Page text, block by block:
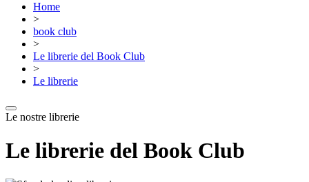
Home
>
book club
>
Le librerie del Book Club
>
Le librerie
Le nostre librerie
Le librerie del Book Club